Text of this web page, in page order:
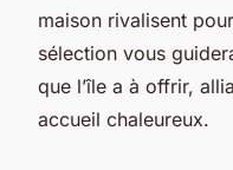
maison rivalisent
sélection vous
que l’île a à offrir,
accueil chaleureux.